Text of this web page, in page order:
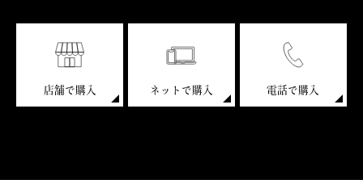
店舗で購入 ネットで購入 電話で購入